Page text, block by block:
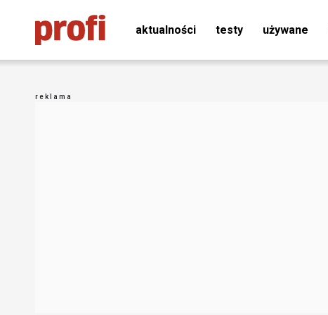
aktualności testy używane